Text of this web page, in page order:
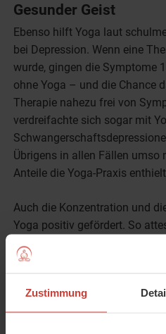
Zustimmung
Gesunder Geist
Ebenso hilft Yoga laut
bei Depression. Wenn eine
wurde, gingen die Symptome
ohne Yoga – und die Chance
Therapie nahezu frei von
verdreifachte sich sogar mit
Übrigens in allen Fällen umso
Anteile die Yoga-Praxis enthielt.
Auch die Konzentration und
Yoga positiv gefördert. So
USA, dass sich nach nur
beide Bereiche dramatisch
Angst spürbar. Das ist doch